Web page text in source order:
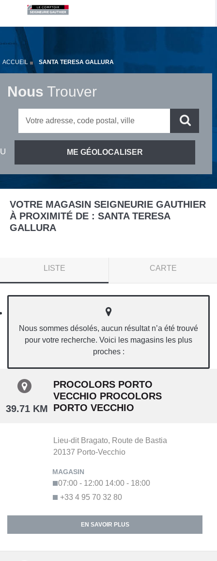
ACCUEIL SANTA TERESA GALLURA
Nous Trouver
VOTRE MAGASIN SEIGNEURIE GAUTHIER
À PROXIMITÉ DE : SANTA TERESA
GALLURA
LISTE CARTE
Nous sommes désolés, aucun résultat n’a été trouvé
pour votre recherche. Voici les magasins les plus
proches :
39.71 KM
PROCOLORS PORTO
VECCHIO PROCOLORS
PORTO VECCHIO
Lieu-dit Bragato, Route de Bastia
20137 Porto-Vecchio
+33 4 95 70 32 80
07:00 - 12:00 14:00 - 18:00
EN SAVOIR PLUS